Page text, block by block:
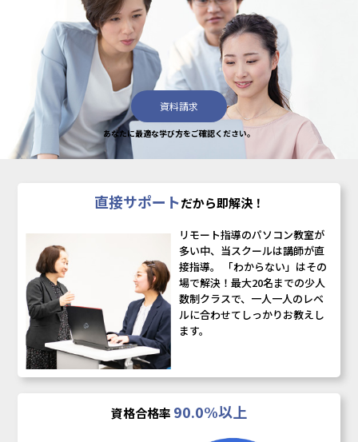
資料請求
あなたに最適な学び方をご確認ください。
直接サポートだから即解決！
リモート指導のパソコン教室が
多い中、当スクールは講師が直
接指導。 「わからない」はその
場で解決！最大20名までの少人
数制クラスで、一人一人のレベ
ルに合わせてしっかりお教えし
ます。
資格合格率 90.0%以上